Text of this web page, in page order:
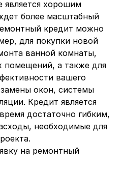
является хорошим
более масштабный
кредит можно
для покупки новой
ванной комнаты,
помещений, а также для
вашего
окон, системы
Кредит является
достаточно гибким,
необходимые для
на ремонтный